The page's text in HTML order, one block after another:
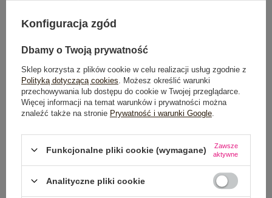
Rozmiar: L
Centrum Logistyczne Nadarzyn
Dostępny
Dostępny
Konfiguracja zgód
Dbamy o Twoją prywatność
Sklep korzysta z plików cookie w celu realizacji usług zgodnie z
Polityką dotyczącą cookies . Możesz określić warunki
przechowywania lub dostępu do cookie w Twojej przeglądarce.
Więcej informacji na temat warunków i prywatności można
znaleźć także na stronie Prywatność i warunki Google
Funkcjonalne pliki cookie (wymagane)
Zawsze
aktywne
Analityczne pliki cookie